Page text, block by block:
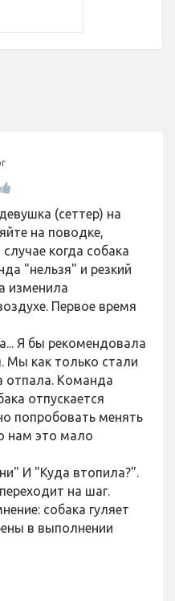
(сеттер) на
на поводке,
когда собака
"нельзя" и резкий
изменила
Первое время
Я бы рекомендовала
Мы как только стали
отпала. Команда
отпускается
попробовать менять
нам это мало
И "Куда втопила?".
на шаг.
собака гуляет
в выполнении